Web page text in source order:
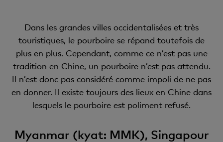
Dans les grandes villes occidentalisées et très
touristiques, le pourboire se répand toutefois de
plus en plus. Cependant, comme ce n’est pas une
tradition en Chine, un pourboire n’est pas attendu.
Il n’est donc pas considéré comme impoli de ne pas
en donner. Il existe toujours des lieux en Chine dans
lesquels le pourboire est poliment refusé.
Myanmar (kyat: MMK), Singapour